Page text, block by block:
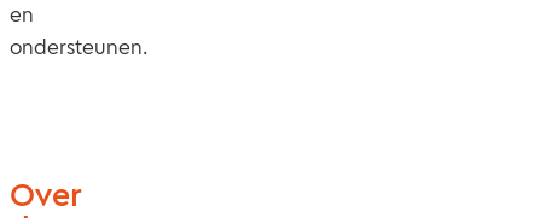
en
ondersteunen.
Over